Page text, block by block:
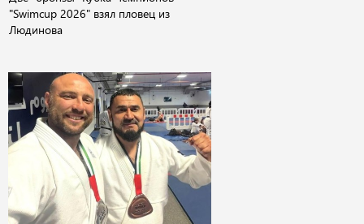
"Swimcup 2026" взял пловец из
Людинова